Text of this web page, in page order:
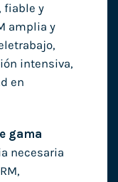
fiable y
amplia y
intensiva,
en
gama
necesaria